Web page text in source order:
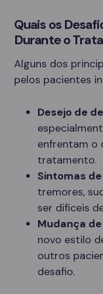
Quais os
Durante o
Alguns dos
pelos pacientes
Desejo de
enfrentam o
tratamento.
Sintomas
tremores,
ser difíceis
Mudança
novo estilo
outros
desafio.